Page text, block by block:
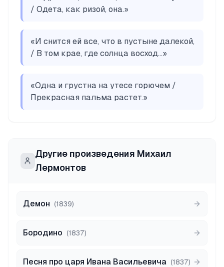
/ Одета, как ризой, она.»
«И снится ей все, что в пустыне далекой,
/ В том крае, где солнца восход...»
«Одна и грустна на утесе горючем /
Прекрасная пальма растет.»
Другие произведения Михаил
Лермонтов
Демон (1839)
Бородино (1837)
Песня про царя Ивана Васильевича (1837)